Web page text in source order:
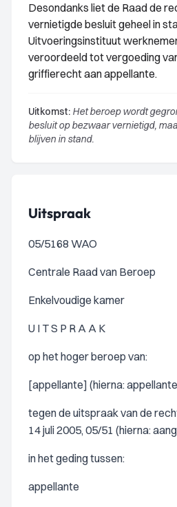
Desondanks liet de Raad de
vernietigde besluit geheel in
Uitvoeringsinstituut
veroordeeld tot vergoeding
griffierecht aan appellante.
Uitkomst: Het beroep wordt
besluit op bezwaar vernietigd,
blijven in stand.
Uitspraak
05/5168 WAO
Centrale Raad van Beroep
Enkelvoudige kamer
U I T S P R A A K
op het hoger beroep van:
[appellante] (hierna:
tegen de uitspraak van de
14 juli 2005, 05/51 (hierna:
in het geding tussen:
appellante